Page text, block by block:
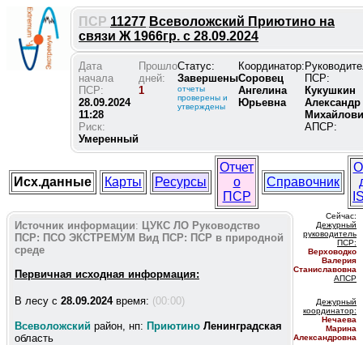
ПСР 11277 Всеволожский Приютино на
связи Ж 1966гр. с 28.09.2024
Дата
начала
ПСР:
28.09.2024
11:28
Риск:
Умеренный
Прошло
дней:
1
Статус:
Завершены
отчеты
проверены и
утверждены
Координатор:
Соровец
Ангелина
Юрьевна
ПСР:
Кукушкин
Александр
АПСР:
Исх.данные Карты Ресурсы
Отчет
о
ПСР
Справочник
Источник информации: ЦУКС ЛО Руководство
ПСР: ПСО ЭКСТРЕМУМ Вид ПСР: ПСР в природной
среде
Первичная исходная информация:
В лесу c 28.09.2024время: (00:00)
Всеволожский район, нп: Приютино Ленинградская
область
Сейчас:
Дежурный
руководитель
ПСР:
Верховодко
Валерия
Станиславовна
АПСР
Дежурный
координатор:
Нечаева
Марина
Александровна